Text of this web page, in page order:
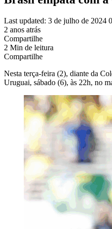
Last updated: 3 de julho de 2024
2 anos atrás
Compartilhe
2 Min de leitura
Compartilhe
Nesta terça-feira (2), diante da
Uruguai, sábado (6), às 22h, no